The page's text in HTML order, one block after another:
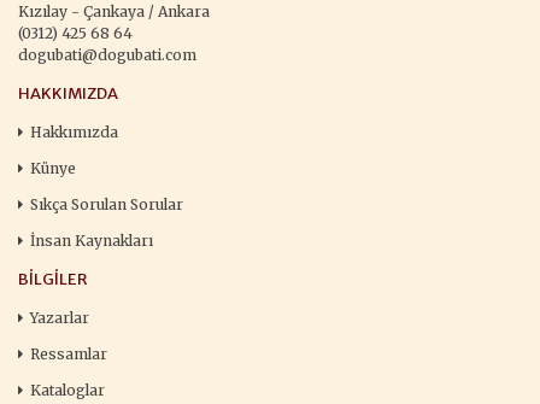
Kızılay - Çankaya / Ankara
(0312) 425 68 64
dogubati@dogubati.com
HAKKIMIZDA
Hakkımızda
Künye
Sıkça Sorulan Sorular
İnsan Kaynakları
BILGILER
Yazarlar
Ressamlar
Kataloglar